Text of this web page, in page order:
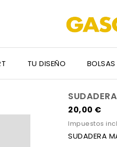
TU DISEÑO BOLSAS
20,00 €
Impuestos
SUDADERA